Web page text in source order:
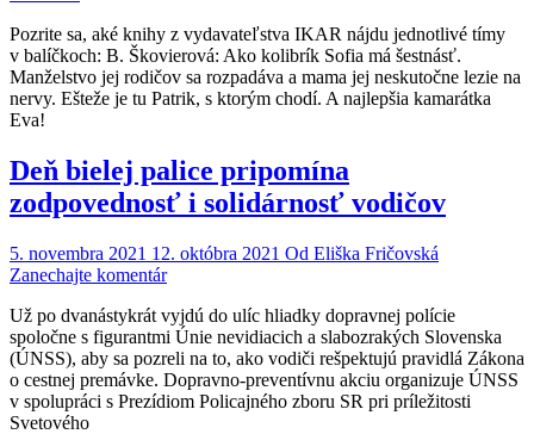
určené
víťazom
motivačnej
súťaže
Pozrite sa, aké knihy z vydavateľstva IKAR nájdu jednotlivé tímy
v balíčkoch: B. Škovierová: Ako kolibrík Sofia má šestnásť.
Manželstvo jej rodičov sa rozpadáva a mama jej neskutočne lezie na
nervy. Ešteže je tu Patrik, s ktorým chodí. A najlepšia kamarátka
Eva!
Deň bielej palice pripomína
zodpovednosť i solidárnosť vodičov
5. novembra 2021 12. októbra 2021 Od Eliška Fričovská
Zanechajte komentáron
bielej
palice
pripomína
zodpovednosť
i
Už po dvanástykrát vyjdú do ulíc hliadky dopravnej polície
spoločne s figurantmi Únie nevidiacich a slabozrakých Slovenska
(ÚNSS), aby sa pozreli na to, ako vodiči rešpektujú pravidlá Zákona
o cestnej premávke. Dopravno-preventívnu akciu organizuje ÚNSS
v spolupráci s Prezídiom Policajného zboru SR pri príležitosti
Svetového